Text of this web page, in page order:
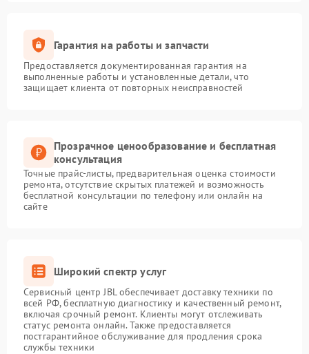
Гарантия на работы и запчасти
Предоставляется документированная гарантия на
выполненные работы и установленные детали, что
защищает клиента от повторных неисправностей
Прозрачное ценообразование и бесплатная
консультация
Точные прайс-листы, предварительная оценка стоимости
ремонта, отсутствие скрытых платежей и возможность
бесплатной консультации по телефону или онлайн на
сайте
Широкий спектр услуг
Сервисный центр JBL обеспечивает доставку техники по
всей РФ, бесплатную диагностику и качественный ремонт,
включая срочный ремонт. Клиенты могут отслеживать
статус ремонта онлайн. Также предоставляется
постгарантийное обслуживание для продления срока
службы техники